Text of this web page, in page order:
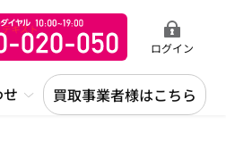
ログイン
買取事業者様はこちら